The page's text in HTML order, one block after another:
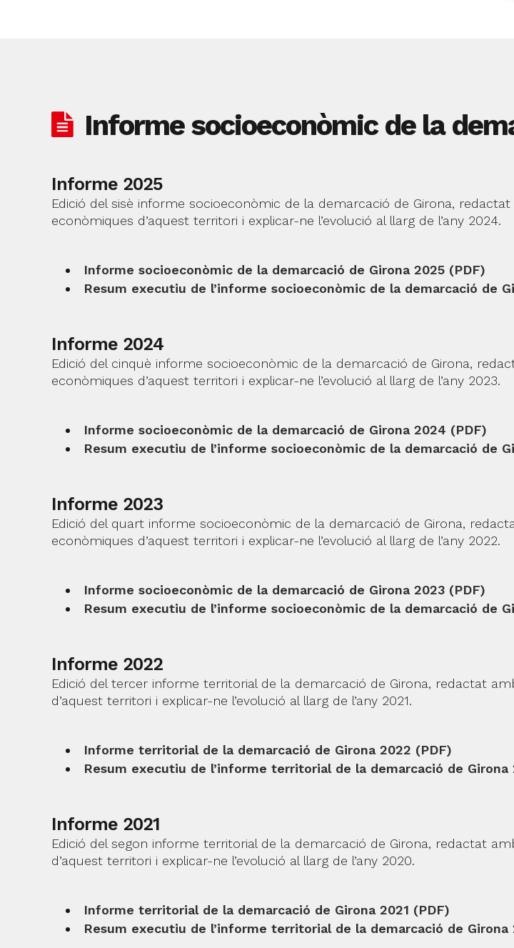
Informe socioeconòmic de la
Informe 2025
Edició del sisè informe socioeconòmic de la demarcació de Girona,
econòmiques d’aquest territori i explicar-ne l’evolució al llarg de l’any 2024.
Informe socioeconòmic de la demarcació de Girona 2025 (PDF)
Resum executiu de l’informe socioeconòmic de la demarcació de
Informe 2024
Edició del cinquè informe socioeconòmic de la demarcació de Girona,
econòmiques d’aquest territori i explicar-ne l’evolució al llarg de l’any 2023.
Informe socioeconòmic de la demarcació de Girona 2024 (PDF)
Resum executiu de l’informe socioeconòmic de la demarcació de
Informe 2023
Edició del quart informe socioeconòmic de la demarcació de Girona,
econòmiques d’aquest territori i explicar-ne l’evolució al llarg de l’any 2022.
Informe socioeconòmic de la demarcació de Girona 2023 (PDF)
Resum executiu de l’informe socioeconòmic de la demarcació de
Informe 2022
Edició del tercer informe territorial de la demarcació de Girona, redactat
d’aquest territori i explicar-ne l’evolució al llarg de l’any 2021.
Informe territorial de la demarcació de Girona 2022 (PDF)
Resum executiu de l’informe territorial de la demarcació de Girona
Informe 2021
Edició del segon informe territorial de la demarcació de Girona, redactat
d’aquest territori i explicar-ne l’evolució al llarg de l’any 2020.
Informe territorial de la demarcació de Girona 2021 (PDF)
Resum executiu de l’informe territorial de la demarcació de Girona